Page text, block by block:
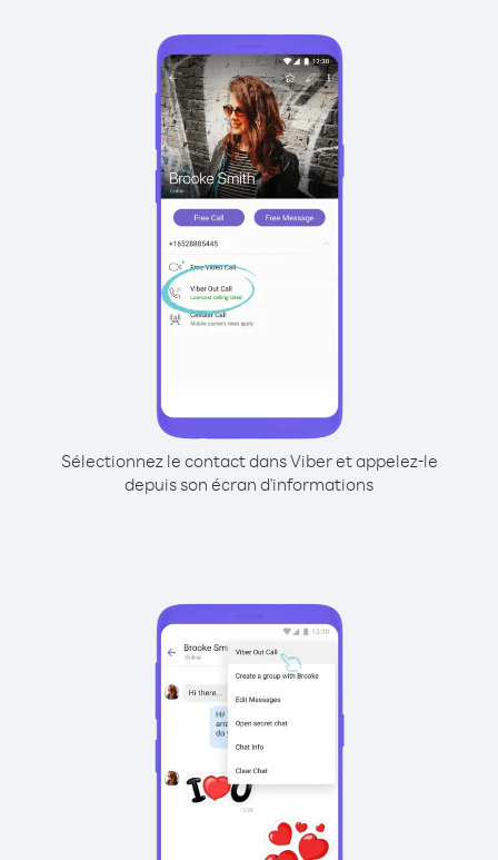
Sélectionnez le contact dans Viber et appelez-le
depuis son écran d'informations